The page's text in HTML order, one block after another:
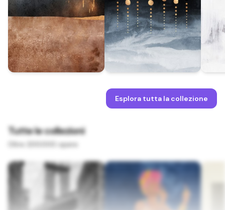
Esplora tutta la collezione
Tutte le collezioni
Oltre 200.000 opere